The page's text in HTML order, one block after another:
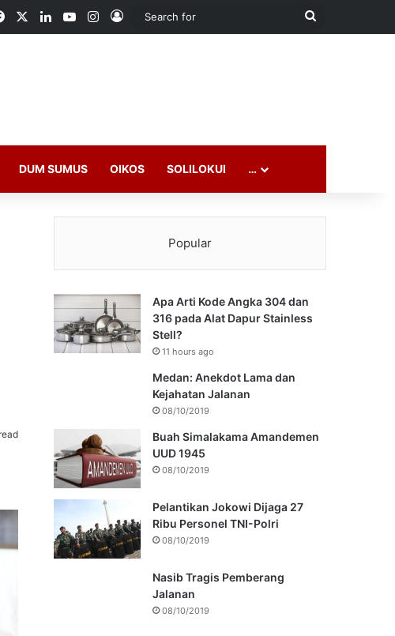
FacebookLinkedInYouTubeInstagram
Log In
Search
DUM SUMUS OIKOS SOLILOKUI …
Popular
Apa Arti Kode Angka 304 dan
316 pada Alat Dapur Stainless
Stell?
11 hours ago
Medan: Anekdot Lama dan
Kejahatan Jalanan
08/10/2019
Buah Simalakama Amandemen
UUD 1945
08/10/2019
Pelantikan Jokowi Dijaga 27
Ribu Personel TNI-Polri
08/10/2019
Nasib Tragis Pemberang
Jalanan
08/10/2019